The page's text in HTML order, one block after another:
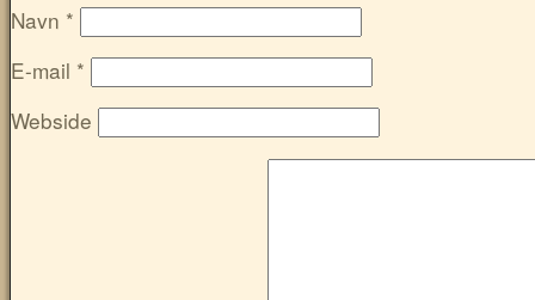
Navn *
E-mail *
Webside